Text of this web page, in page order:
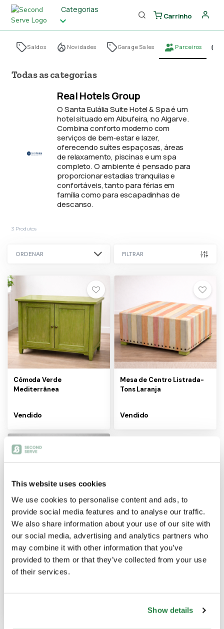
This website uses cookies
We use cookies to personalise content and ads, to
provide social media features and to analyse our traffic.
We also share information about your use of our site with
our social media, advertising and analytics partners who
may combine it with other information that you’ve
provided to them or that they’ve collected from your use
of their services.
Show details
Categorias
Carrinho
Saldos Novidades Garage Sales Parceiros
Todas as categorias
Real Hotels Group
O Santa Eulália Suite Hotel & Spa é um
hotel situado em Albufeira, no Algarve.
Combina conforto moderno com
serviços de bem‑estar e lazer,
oferecendo suítes espaçosas, áreas
de relaxamento, piscinas e um spa
completo. O ambiente é pensado para
proporcionar estadias tranquilas e
confortáveis, tanto para férias em
família como para escapadinhas de
descanso.
3Produtos
ORDENAR FILTRAR
Cómoda Verde
Mediterrânea
Vendido
×
Mesa de Centro Listrada-
Tons Laranja
Vendido
25% DESCONTO
Sommier Estofado 90x200